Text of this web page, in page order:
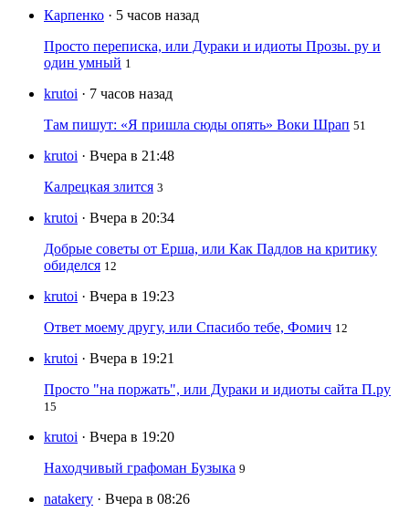
Карпенко · 5 часов назад
Просто переписка, или Дураки и идиоты Прозы. ру и
один умный 1
krutoi · 7 часов назад
Там пишут: «Я пришла сюды опять» Воки Шрап 51
krutoi · Вчера в 21:48
Калрецкая злится 3
krutoi · Вчера в 20:34
Добрые советы от Ерша, или Как Падлов на критику
обиделся 12
krutoi · Вчера в 19:23
Ответ моему другу, или Спасибо тебе, Фомич 12
krutoi · Вчера в 19:21
Просто "на поржать", или Дураки и идиоты сайта П.ру
15
krutoi · Вчера в 19:20
Находчивый графоман Бузыка 9
natakery · Вчера в 08:26